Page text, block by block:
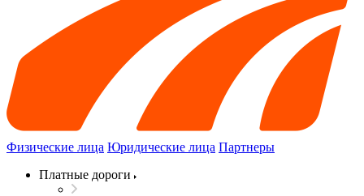
Физические лица Юридические лица Партнеры
Платные дороги